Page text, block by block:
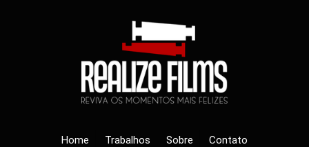
Home Trabalhos Sobre Contato